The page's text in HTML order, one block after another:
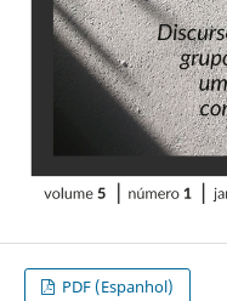
PDF (Espanhol)